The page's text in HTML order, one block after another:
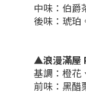
中味：伯爵
後味：琥珀
▲浪漫滿屋
基調：橙花
前味：黑醋